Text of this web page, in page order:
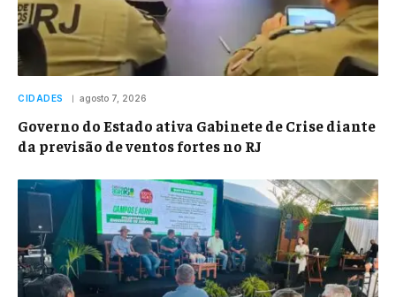
CIDADES agosto 7, 2026
Governo do Estado ativa Gabinete de Crise diante
da previsão de ventos fortes no RJ